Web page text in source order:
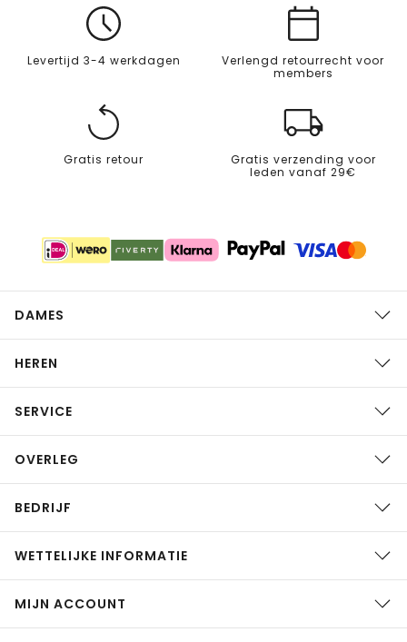
Levertijd 3-4 werkdagen
Verlengd retourrecht voor
members
Gratis retour
Gratis verzending voor
leden vanaf 29€
DAMES
HEREN
SERVICE
OVERLEG
BEDRIJF
WETTELIJKE INFORMATIE
MIJN ACCOUNT